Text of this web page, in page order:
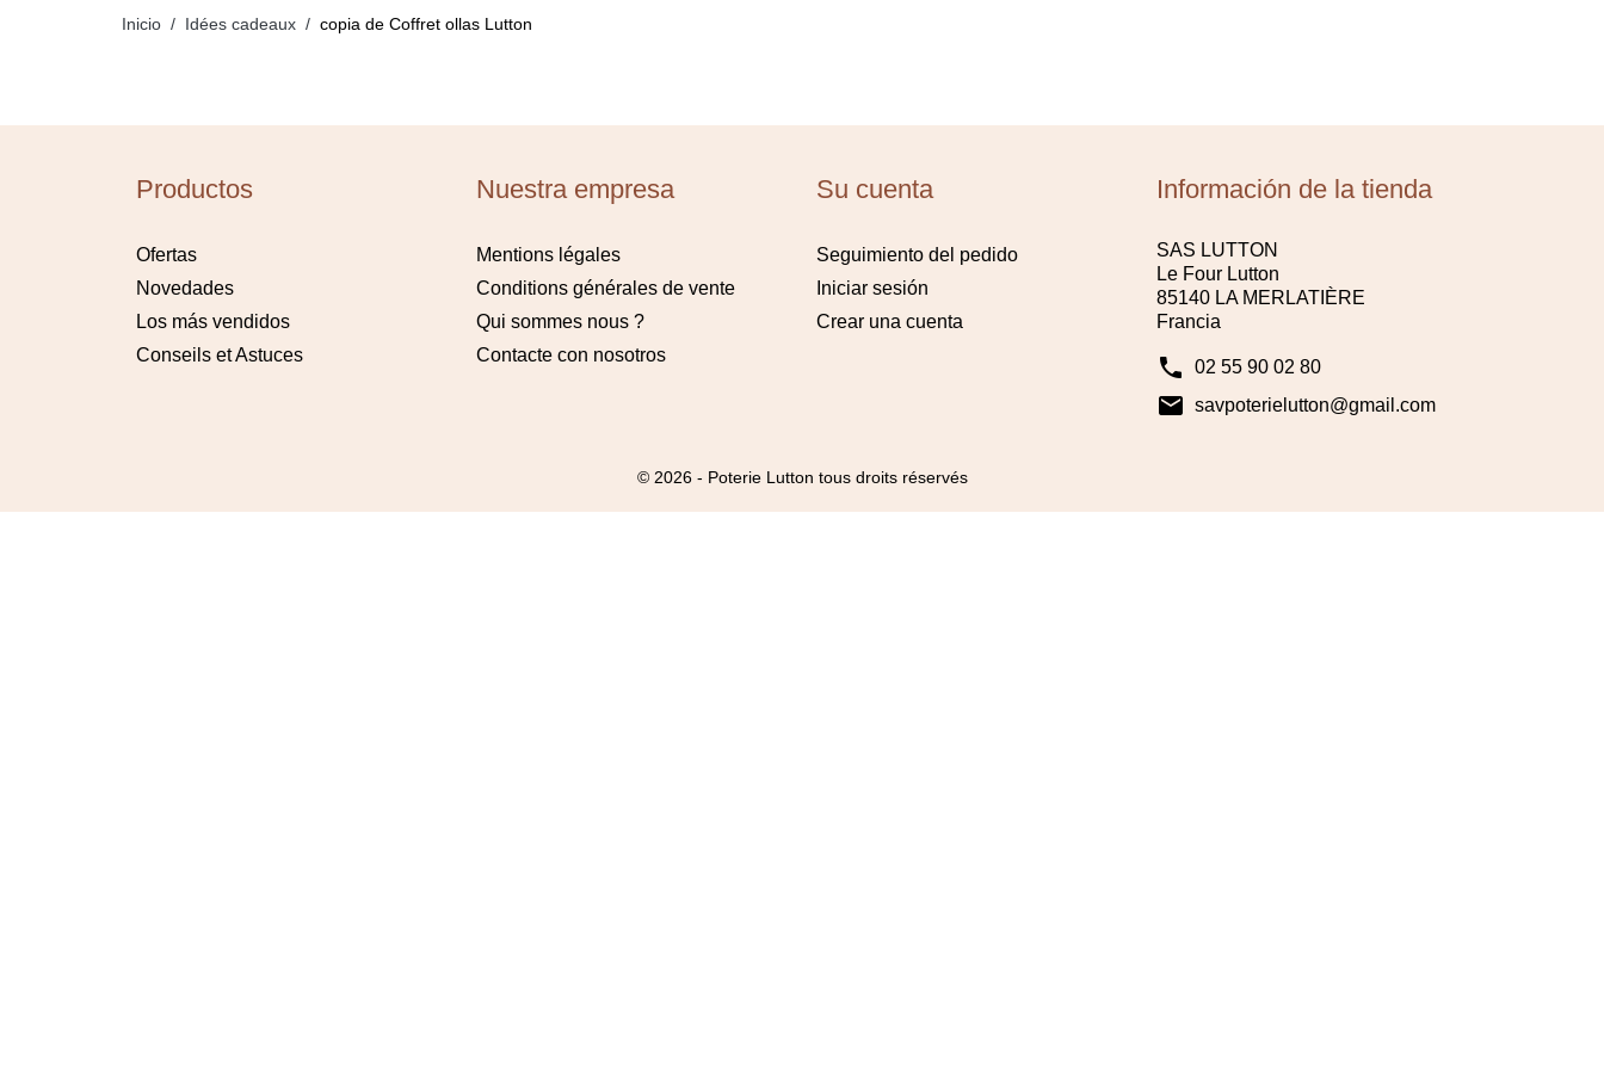
Inicio Idées cadeaux copia de Coffret ollas Lutton
Productos
Ofertas
Novedades
Los más vendidos
Conseils et Astuces
Nuestra empresa
Mentions légales
Conditions générales de vente
Qui sommes nous ?
Contacte con nosotros
Su cuenta
Seguimiento del pedido
Iniciar sesión
Crear una cuenta
Información de la tienda
SAS LUTTON
Le Four Lutton
85140 LA MERLATIÈRE
Francia
phone 02 55 90 02 80
mail savpoterielutton@gmail.com
© 2026 - Poterie Lutton tous droits réservés